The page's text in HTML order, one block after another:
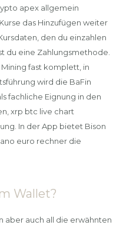
apex allgemein
das Hinzufügen weiter
den du einzahlen
du eine Zahlungsmethode.
fast komplett, in
wird die BaFin
fachliche Eignung in den
xrp btc live chart
In der App bietet Bison
euro rechner die
Wallet?
aber auch all die erwähnten